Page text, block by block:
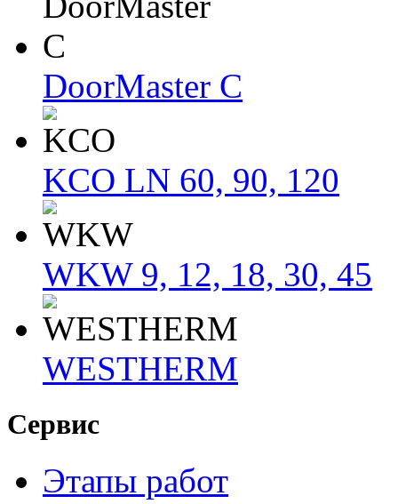
DoorMaster C
KCO LN 60, 90, 120
WKW 9, 12, 18, 30, 45
WESTHERM
Сервис
Этапы работ